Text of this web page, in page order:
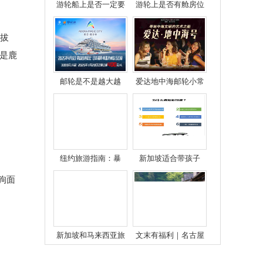
鹿
面
游轮船上是否一定要
收取护照？可以不收
吗？
游轮上是否有舱房位
于海面下？
邮轮是不是越大越
好？
爱达地中海邮轮小常
识
纽约旅游指南：暴
走“大苹果”！
新加坡适合带孩子
吗？
新加坡和马来西亚旅
游出发之前需要准备
文末有福利｜名古屋
出发2小时，感受最地